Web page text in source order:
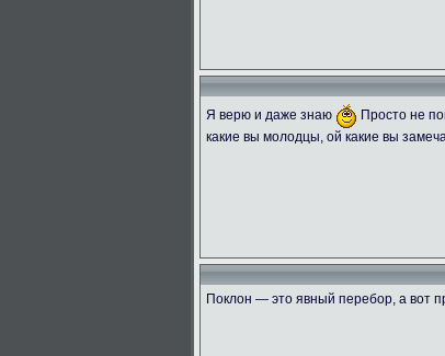
Я верю и даже знаю
Просто не
какие вы молодцы, ой какие вы
Поклон — это явный перебор, а вот